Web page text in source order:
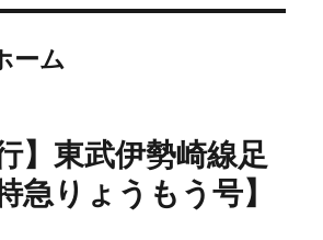
ーム
】東武伊勢崎線足
急りょうもう号】